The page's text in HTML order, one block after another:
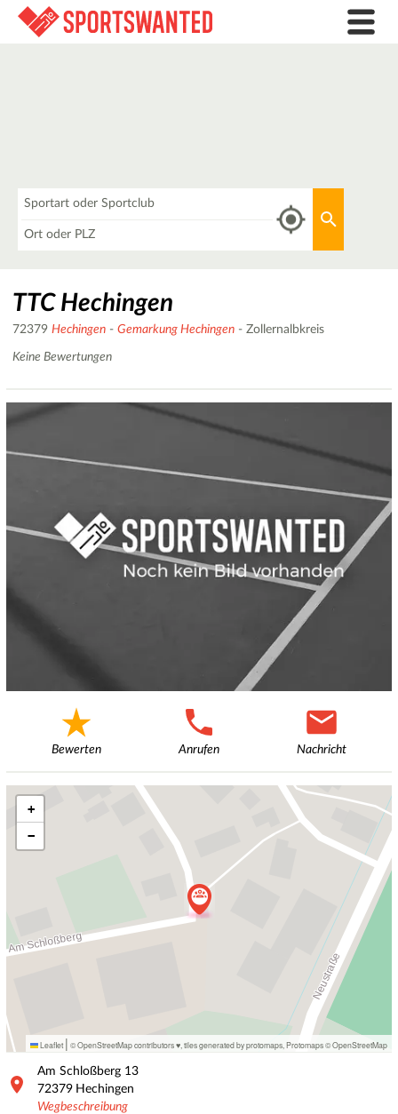
TTC Hechingen
72379 Hechingen - Gemarkung Hechingen - Zollernalbkreis
Keine Bewertungen
Bewerten Anrufen Nachricht
+
−
Leaflet | © OpenStreetMap contributors ♥, tiles generated by protomaps Protomaps©OpenStreetMap
Am Schloßberg 13
72379 Hechingen
Wegbeschreibung